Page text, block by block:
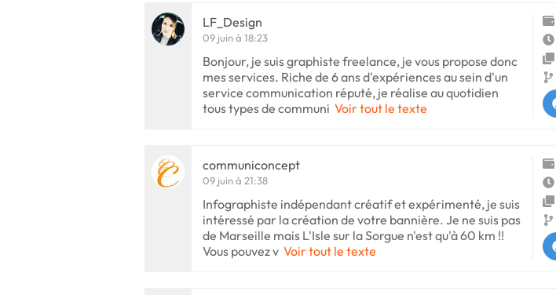
LF_Design
09 juin à 18:23
Bonjour, je suis graphiste freelance, je vous propose donc
mes services. Riche de 6 ans d'expériences au sein d'un
service communication réputé, je réalise au quotidien
tous types de communi Voir tout le texte
communiconcept
09 juin à 21:38
Infographiste indépendant créatif et expérimenté, je suis
intéressé par la création de votre bannière. Je ne suis pas
de Marseille mais L'Isle sur la Sorgue n'est qu'à 60 km !!
Vous pouvez v Voir tout le texte